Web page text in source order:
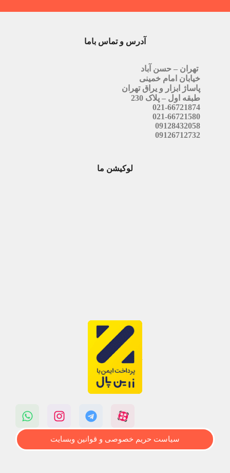
آدرس و تماس باما
تهران – حسن آباد
خیابان امام خمینی
پاساژ ابزار و یراق تهران
طبقه اول – پلاک 230
021-66721874
021-66721580
09128432058
09126712732
لوکیشن ما
سیاست حریم خصوصی و قوانین وبسایت